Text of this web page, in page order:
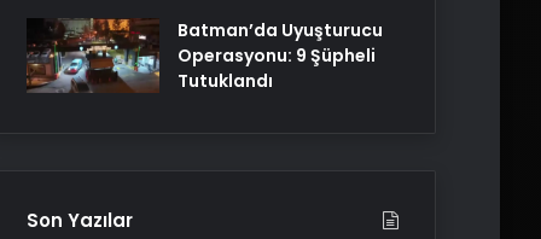
Batman’da Uyuşturucu
Operasyonu: 9 Şüpheli
Tutuklandı
Son Yazılar